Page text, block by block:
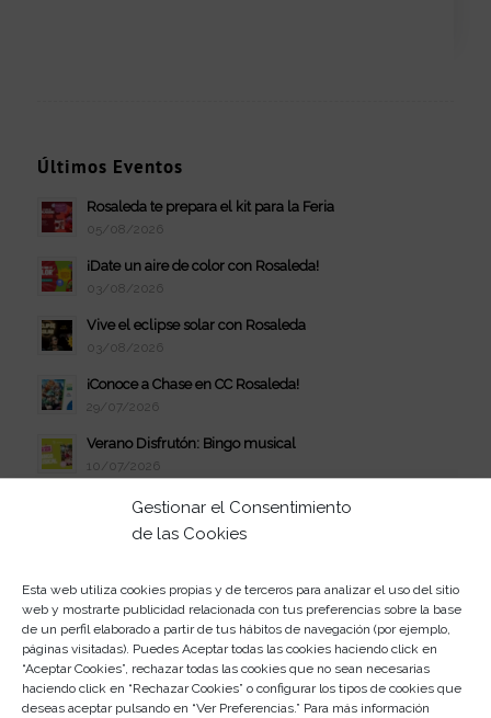
Gestionar el Consentimiento
de las Cookies
Esta web utiliza cookies propias y de terceros para analizar el uso del sitio
web y mostrarte publicidad relacionada con tus preferencias sobre la base
de un perfil elaborado a partir de tus hábitos de navegación (por ejemplo,
páginas visitadas). Puedes Aceptar todas las cookies haciendo click en
“Aceptar Cookies”, rechazar todas las cookies que no sean necesarias
haciendo click en “Rechazar Cookies” o configurar los tipos de cookies que
deseas aceptar pulsando en “Ver Preferencias.” Para más información
Últimos Eventos
Rosaleda te prepara el kit para la Feria
05/08/2026
¡Date un aire de color con Rosaleda!
03/08/2026
Vive el eclipse solar con Rosaleda
03/08/2026
¡Conoce a Chase en CC Rosaleda!
29/07/2026
Verano Disfrutón: Bingo musical
10/07/2026
Celebra el estreno de Vaiana en Rosaleda
08/07/2026
07/07/2026
Participa en el II Concurso de Abanicos
03/07/2026
Este verano, la juerga se vive en Rosaleda
01/07/2026